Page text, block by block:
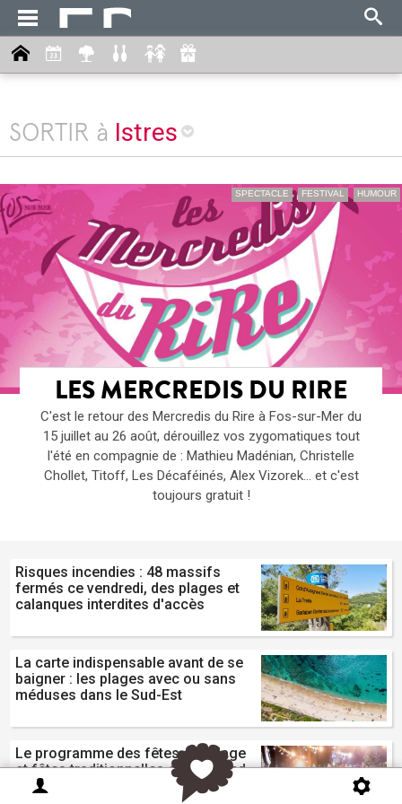
SORTIR à Istres
SPECTACLE FESTIVAL HUMOUR
LES MERCREDIS DU RIRE
C'est le retour des Mercredis du Rire à Fos-sur-Mer du
15 juillet au 26 août, dérouillez vos zygomatiques tout
l'été en compagnie de : Mathieu Madénian, Christelle
Chollet, Titoff, Les Décaféinés, Alex Vizorek... et c'est
toujours gratuit !
Risques incendies : 48 massifs
fermés ce vendredi, des plages et
calanques interdites d'accès
La carte indispensable avant de se
baigner : les plages avec ou sans
méduses dans le Sud-Est
Le programme des fêtes de village
et fêtes traditionnelles ce weekend
du 8 et 9 août en PACA